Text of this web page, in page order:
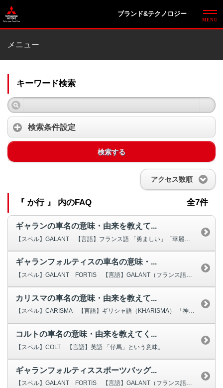
ブランド&テクノロジー
メニュー
キーワード検索
検索条件設定
検索する
アクセス数順
『 か行 』 内のFAQ 全7件
ギャランの車名の意味・由来を教えて...
ギャランフォルティスの車名の意味・...
【スペル】GALANT FORTIS 【言語】GALANT（フランス語）＋...
カリスマの車名の意味・由来を教えて...
【スペル】CARISMA 【言語】ギリシャ語（KHARISMA） 「神か...
コルトの車名の意味・由来を教えてく...
【スペル】COLT 【言語】英語 「仔馬」という意味。
ギャランフォルティススポーツバッグ...
【スペル】GALANT FORTIS 【言語】GALANT（フランス語）＋...